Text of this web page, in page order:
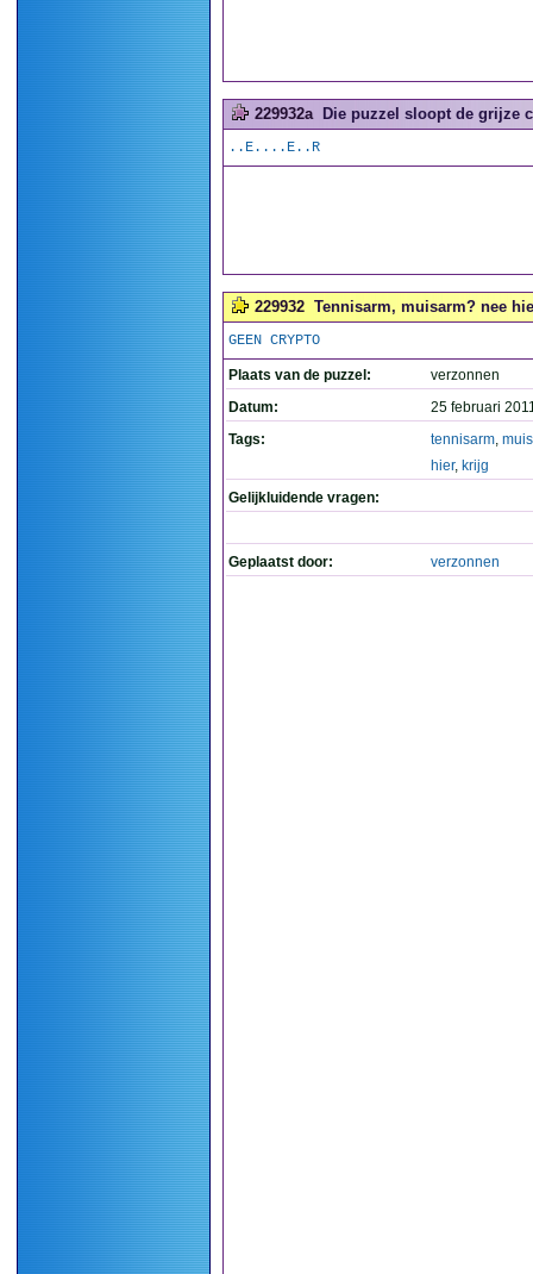
229932a Die puzzel sloopt de grijze
..E....E..R
229932 Tennisarm, muisarm? nee
GEEN CRYPTO
Plaats van de puzzel:
verzonnen
Datum:
25 februari
Tags:
tennisarm,
hier, krijg
Gelijkluidende vragen:
Geplaatst door: verzonnen